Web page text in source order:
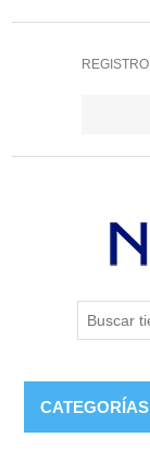
REGISTRO
CATEGORÍAS